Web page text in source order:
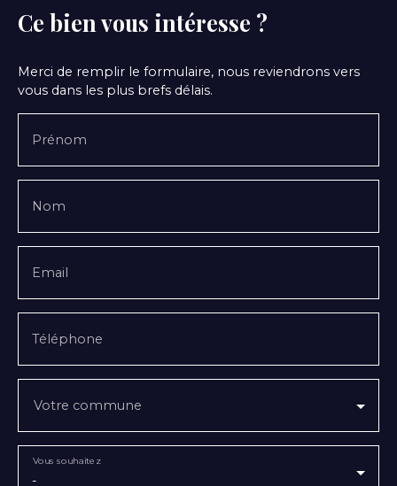
Ce bien vous intéresse ?
Merci de remplir le formulaire, nous reviendrons vers
vous dans les plus brefs délais.
Prénom
Nom
Email
Téléphone
Votre commune
-
Vous souhaitez